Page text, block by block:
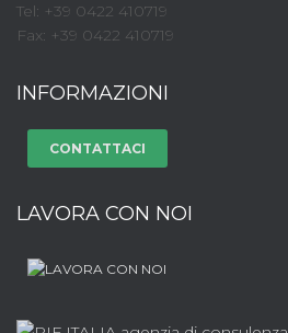
Tel: +39 0422 410719
Fax: +39 0422 410719
INFORMAZIONI
CONTATTACI
LAVORA CON NOI